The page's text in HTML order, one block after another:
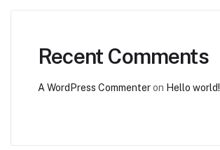
Recent Comments
A WordPress Commenteron Hello world!